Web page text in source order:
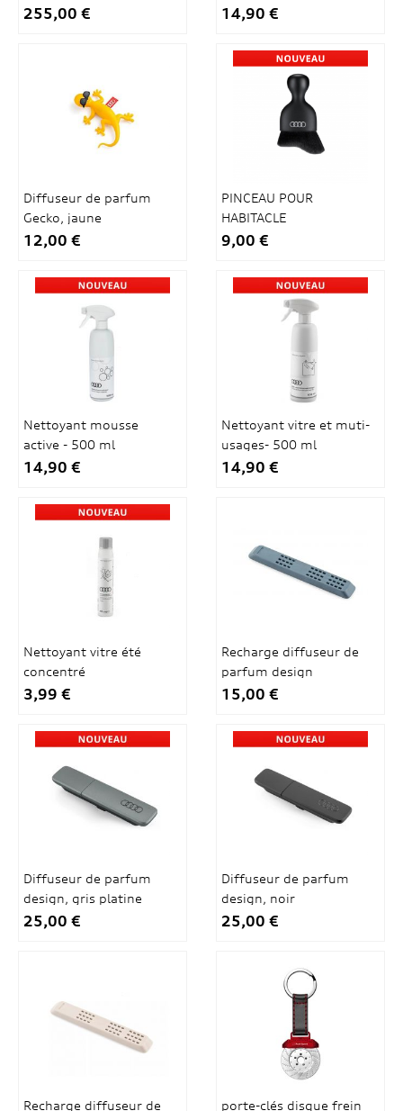
14L
255,00 € 14,90 €
Diffuseur de parfum
Gecko, jaune
12,00 €
PINCEAU POUR
HABITACLE
9,00 €
Nettoyant mousse
active - 500 ml
14,90 €
Nettoyant vitre et muti-
usages- 500 ml
14,90 €
Nettoyant vitre été
concentré
3,99 €
Recharge diffuseur de
parfum design
15,00 €
Diffuseur de parfum
design, gris platine
25,00 €
Diffuseur de parfum
design, noir
25,00 €
Recharge diffuseur de
porte-clés disque frein